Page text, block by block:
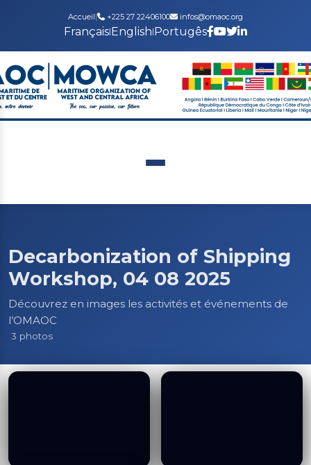
Accueil| +225 27 22406100 infos@omaoc.org
Français|English|Portugês
Decarbonization of Shipping
Workshop, 04 08 2025
Découvrez en images les activités et événements de
l’OMAOC
3 photos